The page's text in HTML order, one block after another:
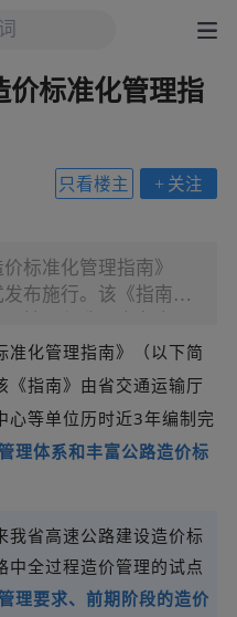
价标准化管理指
+ 关注
只看楼主
标准化管理指南》
发布施行。该《指南》
将进一步健全公路现
价标准体系。 《指南》
速公路建设造价标准
中全过程造价管理的
分别为管理要求、前期
段的造价标准文件
准化管理指南》（以下简
《指南》由省交通运输厅
心等单位历时近3年编制完
理体系和丰富公路造价标
我省高速公路建设造价标
中全过程造价管理的试点
理要求、前期阶段的造价